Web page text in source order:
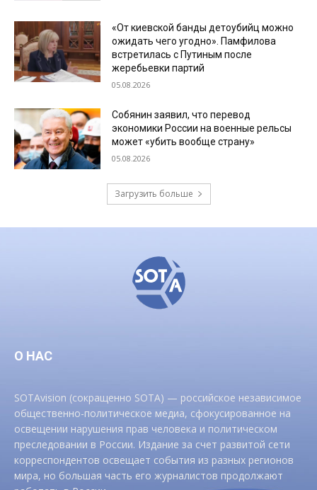
«От киевской банды детоубийц можно
ожидать чего угодно». Памфилова
встретилась с Путиным после
жеребьевки партий
05.08.2026
Собянин заявил, что перевод
экономики России на военные рельсы
может «убить вообще страну»
05.08.2026
Загрузить больше
О НАС
SOTAvision (сокращенно SOTA) — российское независимое
общественно-политическое медиа, сфокусированное на
освещении нарушения прав человека и политическом
преследовании в России. Издание за счет развитой сети
корреспондентов освещает события из разных регионов
мира, но большая часть его журналистов продолжают